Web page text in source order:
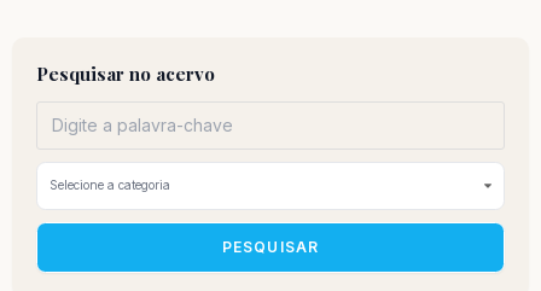
Pesquisar no acervo
PESQUISAR